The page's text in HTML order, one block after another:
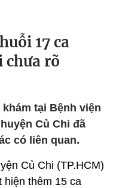
17 ca
chưa rõ
tại Bệnh viện
Củ Chi đã
có liên quan.
Củ Chi (TP.HCM)
thêm 15 ca